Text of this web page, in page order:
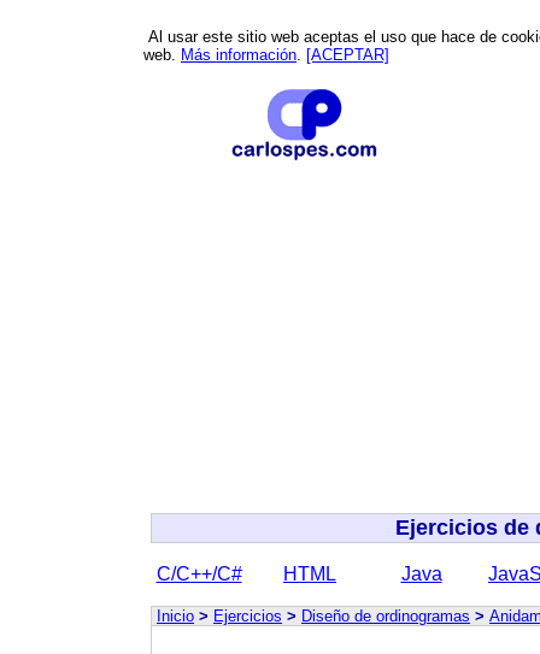
Al usar este sitio web aceptas el uso que hace de
web. Más información. [ACEPTAR]
Ejercicios de
C/C++/C# HTML Java
Inicio > Ejercicios > Diseño de ordinogramas >